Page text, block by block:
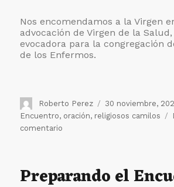
Nos encomendamos a la Virgen
advocación de Virgen de la
evocadora para la congregación
de los Enfermos.
Autor
Roberto Perez
Publicado
el
30 noviembre,
Encuentro, oración, religiosos camilos
comentario
Virtual
Preparando el